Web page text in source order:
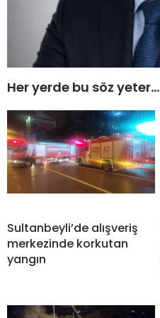
Her yerde bu söz yeter…
Sultanbeyli’de alışveriş
merkezinde korkutan
yangın